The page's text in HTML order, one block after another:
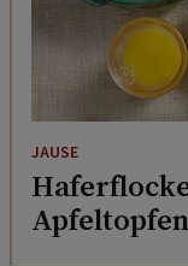
JAUSE
Apfeltopfen